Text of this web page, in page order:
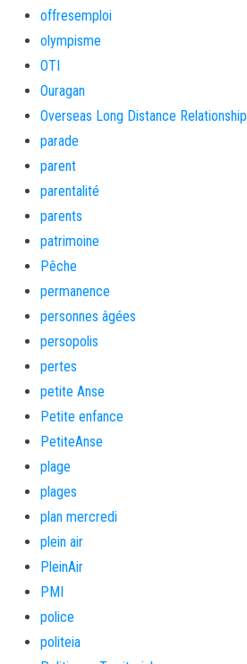
offresemploi
olympisme
OTI
Ouragan
Overseas Long Distance Relationship
parade
parent
parentalité
parents
patrimoine
Pêche
permanence
personnes âgées
persopolis
pertes
petite Anse
Petite enfance
PetiteAnse
plage
plages
plan mercredi
plein air
PleinAir
PMI
police
politeia